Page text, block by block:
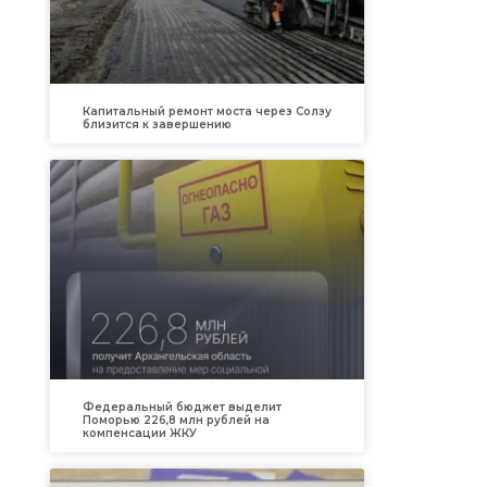
Капитальный ремонт моста через Солзу
близится к завершению
Федеральный бюджет выделит
Поморью 226,8 млн рублей на
компенсации ЖКУ